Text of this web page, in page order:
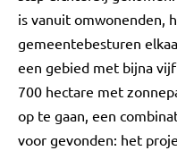
is vanuit omwonenden,
gemeentebesturen
een gebied met bijna
700 hectare met
op te gaan, een
voor gevonden: het